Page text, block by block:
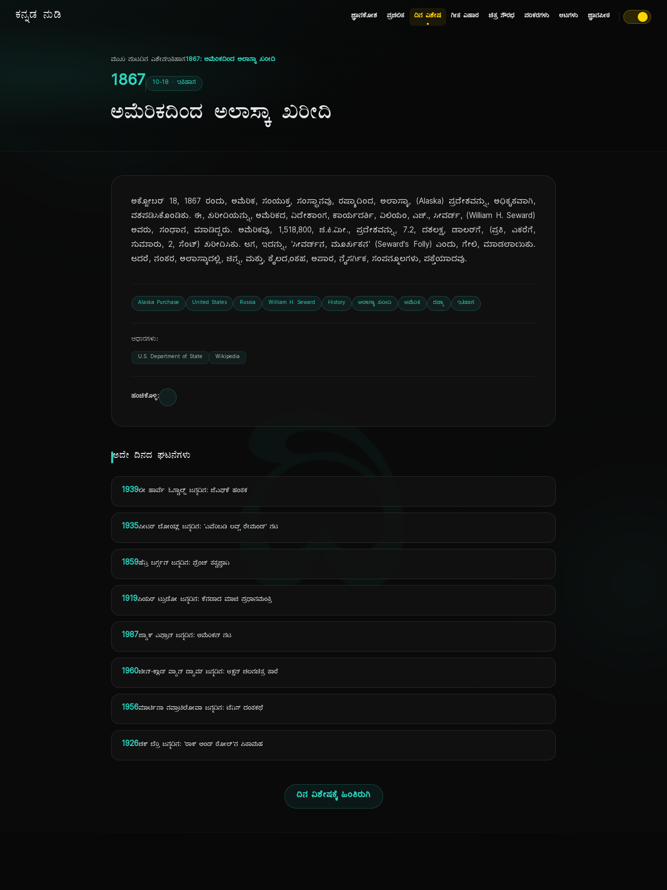
ಕನ್ನಡ ನುಡಿ ಜ್ಞಾನಕೋಶ ಪ್ರಚಲಿತ ದಿನ ವಿಶೇಷ ಗೀತ ವಿಹಾರ ಚಿತ್ರ ಸೌರಭ ಪರಿಕರಗಳು ಆಟಗಳು ಜ್ಞಾನಪೀಠ
ದಿ
ಮುಖ ಪುಟದಿನ ವಿಶೇಷಇತಿಹಾಸ1867: ಅಮೆರಿಕದಿಂದ ಅಲಾಸ್ಕಾ ಖರೀದಿ
1867 10-18 · ಇತಿಹಾಸ
ಅಮೆರಿಕದಿಂದ ಅಲಾಸ್ಕಾ ಖರೀದಿ
ಅಕ್ಟೋಬರ್ 18, 1867 ರಂದು, ಅಮೆರಿಕ, ಸಂಯುಕ್ತ, ಸಂಸ್ಥಾನವು, ರಷ್ಯಾದಿಂದ, ಅಲಾಸ್ಕಾ, (Alaska) ಪ್ರದೇಶವನ್ನು, ಅಧಿಕೃತವಾಗಿ,
ವಶಪಡಿಸಿಕೊಂಡಿತು. ಈ, ಖರೀದಿಯನ್ನು, ಅಮೆರಿಕದ, ವಿದೇಶಾಂಗ, ಕಾರ್ಯದರ್ಶಿ, ವಿಲಿಯಂ, ಎಚ್., ಸೀವರ್ಡ್, (William H. Seward)
ಅವರು, ಸಂಧಾನ, ಮಾಡಿದ್ದರು. ಅಮೆರಿಕವು, 1,518,800, ಚ.ಕಿ.ಮೀ., ಪ್ರದೇಶವನ್ನು, 7.2, ದಶಲಕ್ಷ, ಡಾಲರ್‌ಗೆ, (ಪ್ರತಿ, ಎಕರೆಗೆ,
ಸುಮಾರು, 2, ಸೆಂಟ್) ಖರೀದಿಸಿತು. ಆಗ, ಇದನ್ನು, 'ಸೀವರ್ಡ್‌ನ, ಮೂರ್ಖತನ' (Seward's Folly) ಎಂದು, ಗೇಲಿ, ಮಾಡಲಾಯಿತು.
ಆದರೆ, ನಂತರ, ಅಲಾಸ್ಕಾದಲ್ಲಿ, ಚಿನ್ನ, ಮತ್ತು, ತೈಲದ,ಂತಹ, ಅಪಾರ, ನೈಸರ್ಗಿಕ, ಸಂಪನ್ಮೂಲಗಳು, ಪತ್ತೆಯಾದವು.
Alaska Purchase United States Russia William H. Seward History ಅಲಾಸ್ಕಾ ಖರೀದಿ ಅಮೆರಿಕ ರಷ್ಯಾ ಇತಿಹಾಸ
ಆಧಾರಗಳು:
U.S. Department of State Wikipedia
ಹಂಚಿಕೊಳ್ಳಿ:
ಅದೇ ದಿನದ ಘಟನೆಗಳು
1939ಲೀ ಹಾರ್ವೆ ಓಸ್ವಾಲ್ಡ್ ಜನ್ಮದಿನ: ಜೆಎಫ್‌ಕೆ ಹಂತಕ
1935ಪೀಟರ್ ಬೋಯ್ಲ್ ಜನ್ಮದಿನ: 'ಎವೆರಿಬಡಿ ಲವ್ಸ್ ರೇಮಂಡ್' ನಟ
1859ಹೆನ್ರಿ ಬರ್ಗ್ಸನ್ ಜನ್ಮದಿನ: ಫ್ರೆಂಚ್ ತತ್ವಜ್ಞಾನಿ
1919ಪಿಯರ್ ಟ್ರುಡೋ ಜನ್ಮದಿನ: ಕೆನಡಾದ ಮಾಜಿ ಪ್ರಧಾನಮಂತ್ರಿ
1987ಜ್ಯಾಕ್ ಎಫ್ರಾನ್ ಜನ್ಮದಿನ: ಅಮೆರಿಕನ್ ನಟ
1960ಜೀನ್-ಕ್ಲಾಡ್ ವ್ಯಾನ್ ಡ್ಯಾಮ್ ಜನ್ಮದಿನ: ಆಕ್ಷನ್ ಚಲನಚಿತ್ರ ತಾರೆ
1956ಮಾರ್ಟಿನಾ ನವ್ರಾಟಿಲೋವಾ ಜನ್ಮದಿನ: ಟೆನಿಸ್ ದಂತಕಥೆ
1926ಚಕ್ ಬೆರ್ರಿ ಜನ್ಮದಿನ: 'ರಾಕ್ ಅಂಡ್ ರೋಲ್'ನ ಪಿತಾಮಹ
ದಿನ ವಿಶೇಷಕ್ಕೆ ಹಿಂತಿರುಗಿ